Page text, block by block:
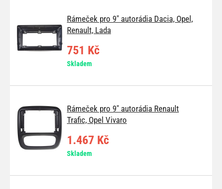
Rámeček pro 9" autorádia Dacia, Opel,
Renault, Lada
751 Kč
Skladem
Rámeček pro 9" autorádia Renault
Trafic, Opel Vivaro
1.467 Kč
Skladem